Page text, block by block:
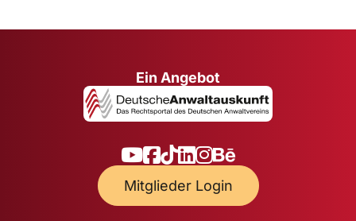
Ein Angebot
Mitglieder Login